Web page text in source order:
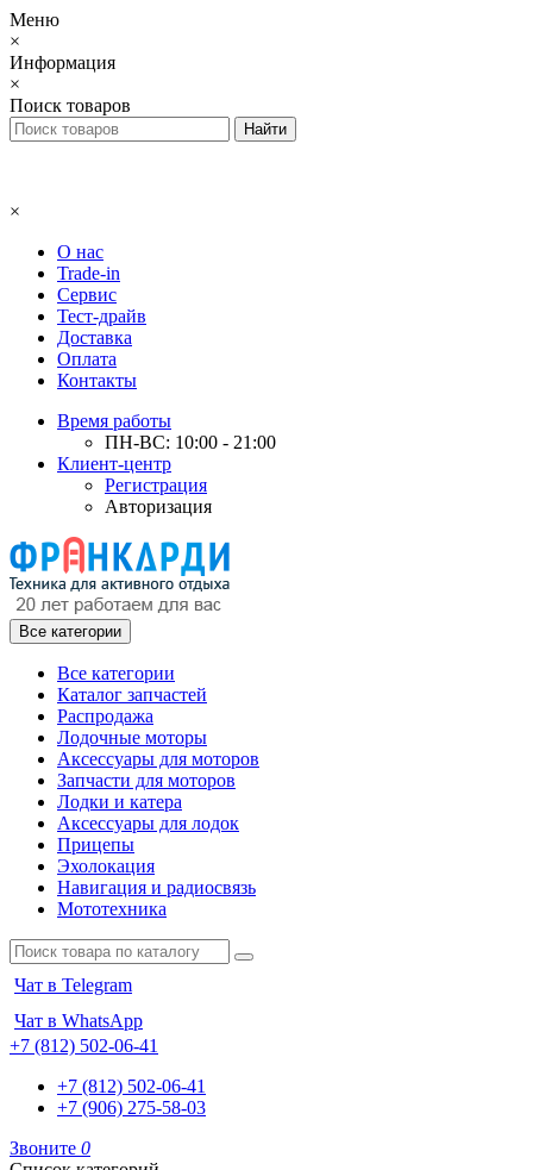
Меню
×
Информация
×
Поиск товаров
×
О нас
Trade-in
Сервис
Тест-драйв
Доставка
Оплата
Контакты
Время работы
ПН-ВС: 10:00 - 21:00
Клиент-центр
Регистрация
Авторизация
Все категории
Все категории
Каталог запчастей
Распродажа
Лодочные моторы
Аксессуары для моторов
Запчасти для моторов
Лодки и катера
Аксессуары для лодок
Прицепы
Эхолокация
Навигация и радиосвязь
Мототехника
Чат в Telegram
Чат в WhatsApp
+7 (812) 502-06-41
+7 (812) 502-06-41
+7 (906) 275-58-03
Звоните 0